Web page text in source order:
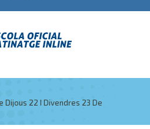
Dijous 22 I Divendres 23 De